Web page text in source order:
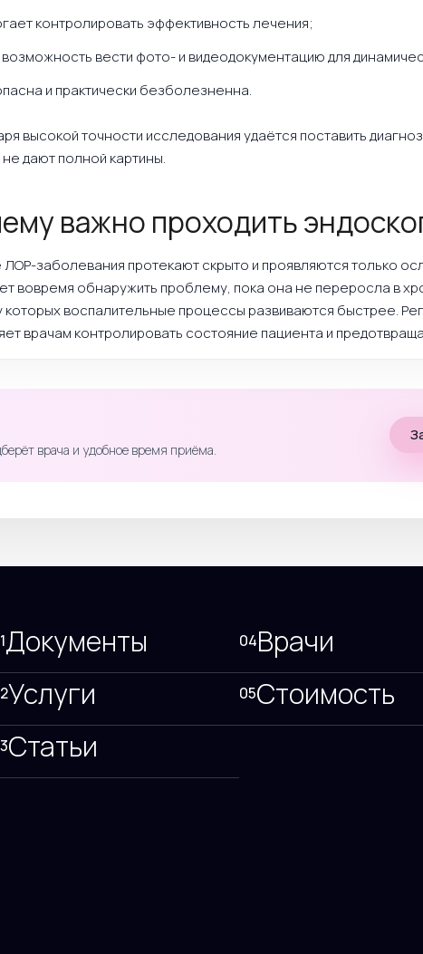
контролировать эффективность лечения;
вести фото- и видеодокументацию для
и практически безболезненна.
высокой точности исследования удаётся поставить
дают полной картины.
важно проходить
заболевания протекают скрыто и проявляются только
вовремя обнаружить проблему, пока она не переросла в
которых воспалительные процессы развиваются быстрее.
врачам контролировать состояние пациента и
врача и удобное время приёма.
Документы
Услуги
Статьи
04Врачи
05Стоимость